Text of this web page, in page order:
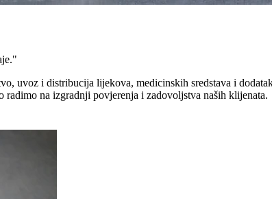
"
uvoz i distribucija lijekova, medicinskih sredstava i
na izgradnji povjerenja i zadovoljstva naših klijenata.